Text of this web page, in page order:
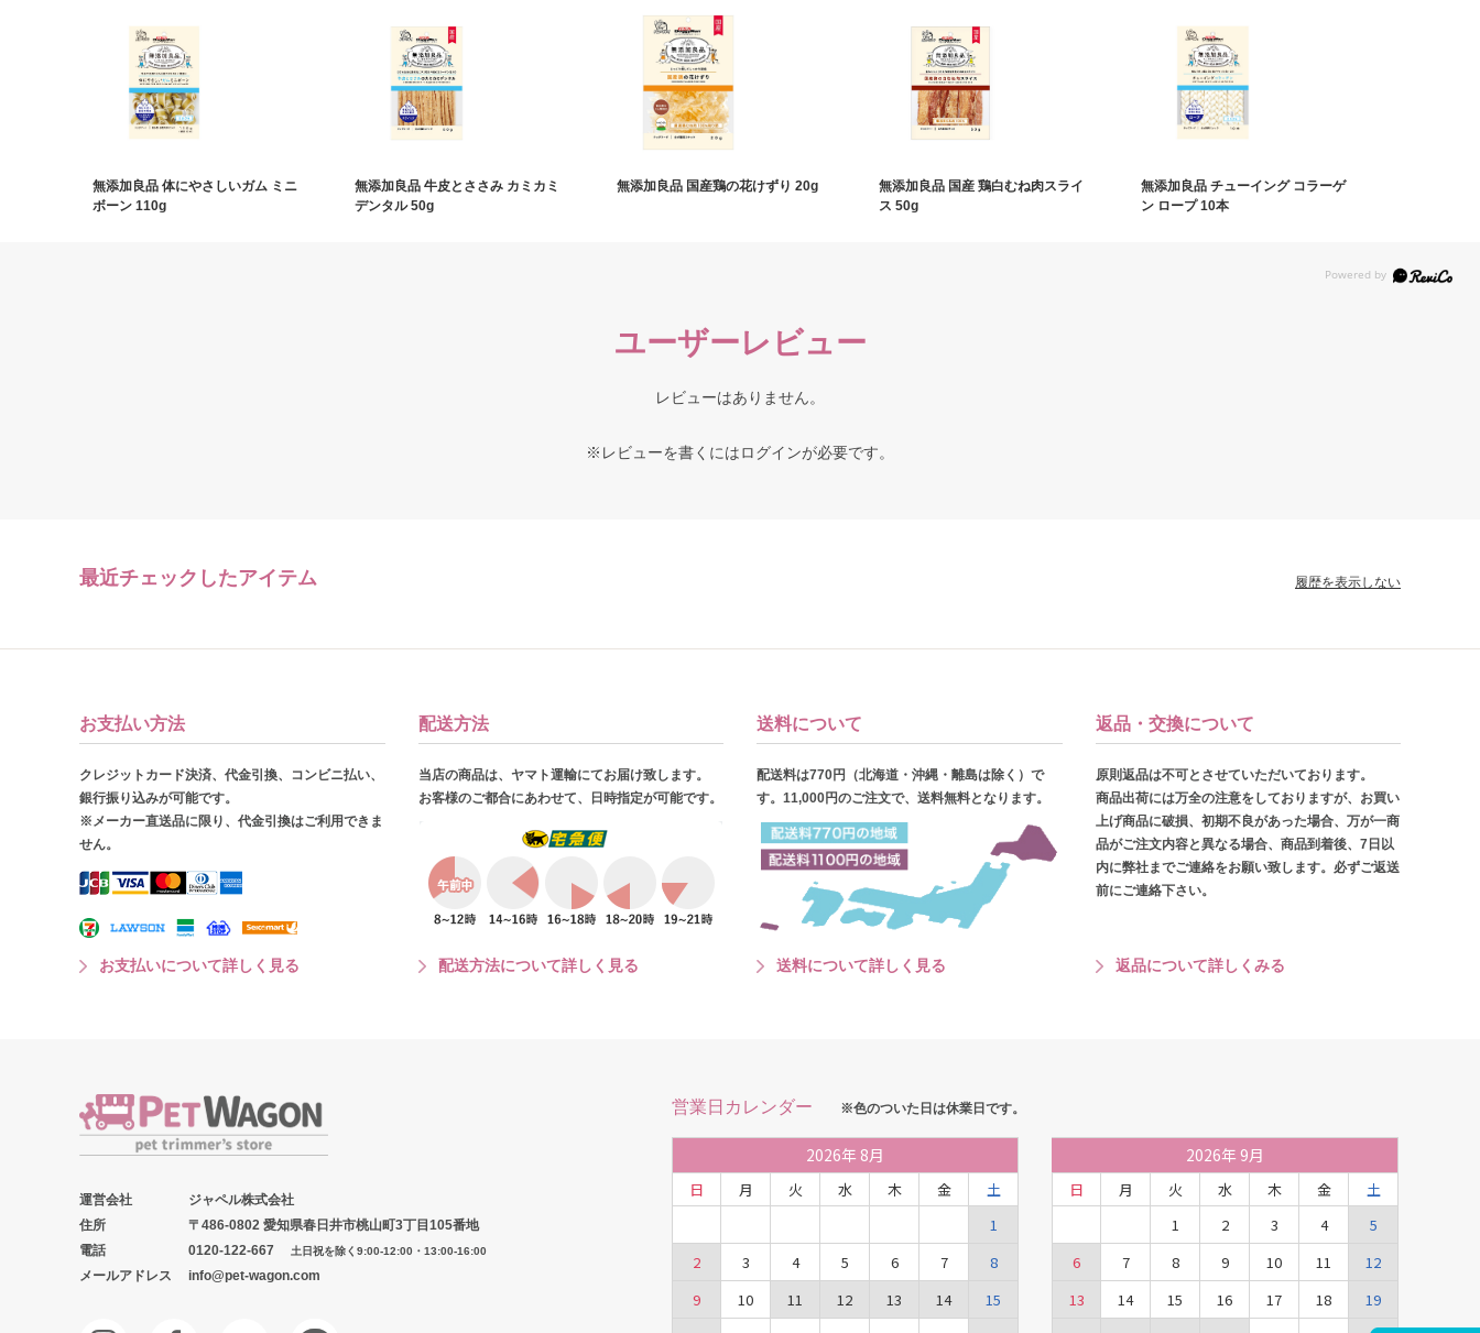
無添加良品 体にやさしいガム ミニ
ボーン 110g
無添加良品 牛皮とささみ カミカミ
デンタル 50g
無添加良品 国産鶏の花けずり 20g
無添加良品 国産 鶏白むね肉スライ
ス 50g
無添加良品 チューイング コラーゲ
ン ロープ 10本
ユーザーレビュー
レビューはありません。
※レビューを書くにはログインが必要です。
最近チェックしたアイテム 履歴を表示しない
お支払い方法
クレジットカード決済、代金引換、コンビニ払い、
銀行振り込みが可能です。
※メーカー直送品に限り、代金引換はご利用できま
せん。
お支払いについて詳しく見る
配送方法
当店の商品は、ヤマト運輸にてお届け致します。
お客様のご都合にあわせて、日時指定が可能です。
配送方法について詳しく見る
送料について
配送料は770円（北海道・沖縄・離島は除く）で
す。11,000円のご注文で、送料無料となります。
送料について詳しく見る
返品・交換について
原則返品は不可とさせていただいております。
商品出荷には万全の注意をしておりますが、お買い
上げ商品に破損、初期不良があった場合、万が一商
品がご注文内容と異なる場合、商品到着後、7日以
内に弊社までご連絡をお願い致します。必ずご返送
前にご連絡下さい。
返品について詳しくみる
運営会社
ジャペル株式会社
住所
〒486-0802 愛知県春日井市桃山町3丁目105番地
電話
0120-122-667 土日祝を除く9:00-12:00・13:00-16:00
メールアドレス info@pet-wagon.com
営業日カレンダー ※色のついた日は休業日です。
2026年 8月
日 月 火 水 木 金
土
1
2
3 4 5 6 7
8
9
10 11 12 13 14
15
2026年 9月
日 月 火 水 木 金
土
1
2 3 4
5
6
7 8 9 10 11
12
13
14 15 16 17 18
19